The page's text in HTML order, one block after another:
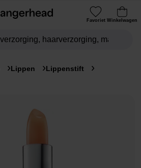
Favoriet Winkelwagen
Lippen
Lippenstift